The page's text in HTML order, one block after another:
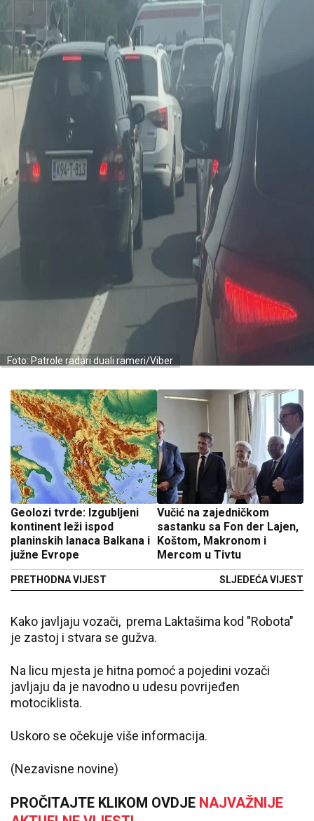
Foto: Patrole radari duali rameri/Viber
Geolozi tvrde: Izgubljeni
kontinent leži ispod
planinskih lanaca Balkana i
južne Evrope
PRETHODNA VIJEST
Vučić na zajedničkom
sastanku sa Fon der Lajen,
Koštom, Makronom i
Mercom u Tivtu
SLJEDEĆA VIJEST
Kako javljaju vozači, prema Laktašima kod "Robota"
je zastoj i stvara se gužva.
Na licu mjesta je hitna pomoć a pojedini vozači
javljaju da je navodno u udesu povrijeđen
motociklista.
Uskoro se očekuje više informacija.
(Nezavisne novine)
PROČITAJTE KLIKOM OVDJE NAJVAŽNIJE